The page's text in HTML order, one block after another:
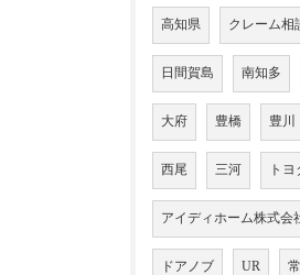
高知県 クレーム相
日間賀島 南知多
大府 豊橋 豊川
西尾 三河 トヨ
アイディホーム株式会
ドアノブ UR